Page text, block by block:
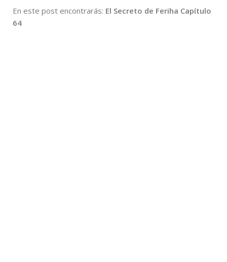
En este post encontrarás: El Secreto de Feriha Capítulo
64